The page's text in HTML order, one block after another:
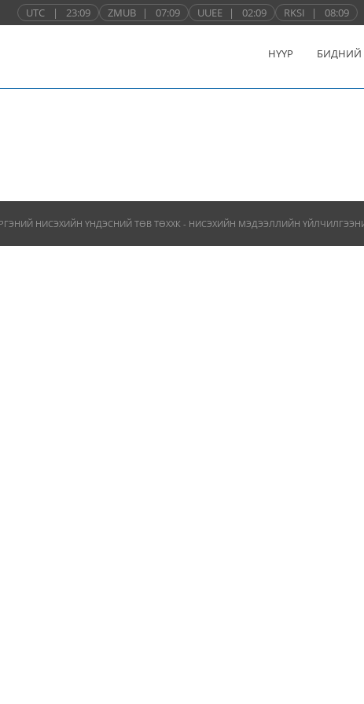
UTC | 23:09 ZMUB | 07:09 UUEE | 02:09 RKSI | 08:09
НҮҮР БИДНИЙ
НИСЭХИЙН ҮНДЭСНИЙ ТӨВ ТӨХХК - НИСЭХИЙН МЭДЭЭЛЛИЙН